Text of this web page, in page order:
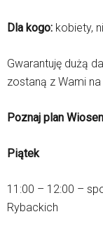
Dla kogo: kobiety,
Gwarantuję dużą
zostaną z Wami na
Poznaj plan
Piątek
11:00 – 12:00 –
Rybackich